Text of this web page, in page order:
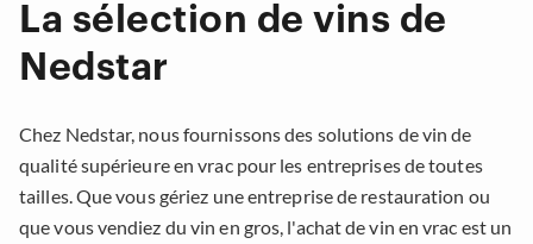
La sélection de vins de
Nedstar
Chez Nedstar, nous fournissons des solutions de vin de
qualité supérieure en vrac pour les entreprises de toutes
tailles. Que vous gériez une entreprise de restauration ou
que vous vendiez du vin en gros, l'achat de vin en vrac est un